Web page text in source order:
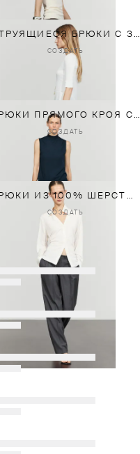
СТРУЯЩИЕСЯ БРЮКИ С ЗАНИЖЕННЫМ ШАГОВЫМ ШВОМ
СОЗДАТЬ
БРЮКИ ПРЯМОГО КРОЯ С ВОЩЕНЫМ ПОКРЫТИЕМ
СОЗДАТЬ
БРЮКИ ИЗ 100% ШЕРСТИ COOL WOOL СО СКЛАДКАМИ
СОЗДАТЬ